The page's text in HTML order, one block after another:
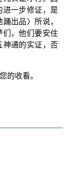
进一步修证，是
出品〉所说，
们，他们要安住
神通的实证，否
的收看。